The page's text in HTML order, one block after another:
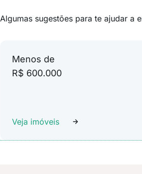
Algumas sugestões para te ajudar a
Menos de
R$ 600.000
Veja imóveis